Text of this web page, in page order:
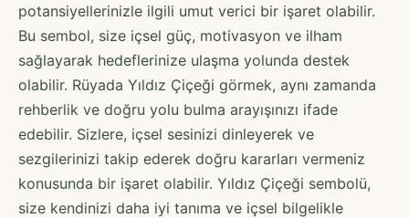
potansiyellerinizle ilgili umut verici bir işaret olabilir.
Bu sembol, size içsel güç, motivasyon ve ilham
sağlayarak hedeflerinize ulaşma yolunda destek
olabilir. Rüyada Yıldız Çiçeği görmek, aynı zamanda
rehberlik ve doğru yolu bulma arayışınızı ifade
edebilir. Sizlere, içsel sesinizi dinleyerek ve
sezgilerinizi takip ederek doğru kararları vermeniz
konusunda bir işaret olabilir. Yıldız Çiçeği sembolü,
size kendinizi daha iyi tanıma ve içsel bilgelikle